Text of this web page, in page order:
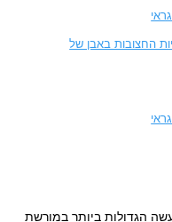
החצובות באבן של
הגדולות ביותר במורשת